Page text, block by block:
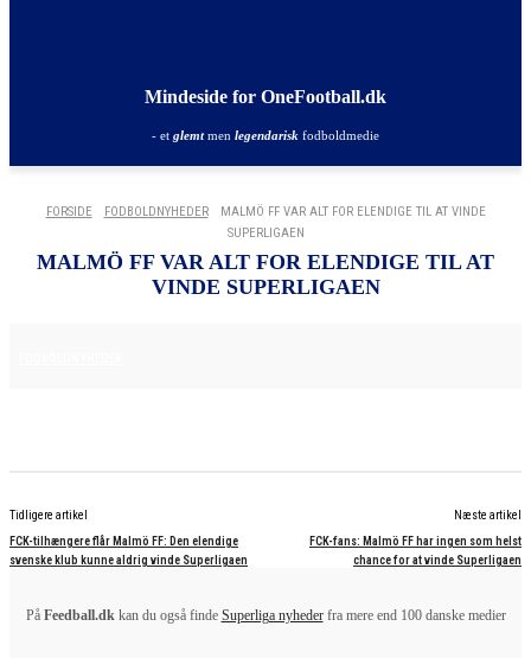
Mindeside for OneFootball.dk
- et glemtmen legendarisk fodboldmedie
FORSIDE FODBOLDNYHEDER
MALMÖ FF VAR ALT FOR ELENDIGE TIL AT VINDE
SUPERLIGAEN
MALMÖ FF VAR ALT FOR ELENDIGE TIL AT
VINDE SUPERLIGAEN
Tidligere artikel
FCK-tilhængere flår Malmö FF: Den elendige
svenske klub kunne aldrig vinde Superligaen
Næste artikel
FCK-fans: Malmö FF har ingen som helst
chance for at vinde Superligaen
På Feedball.dkkan du også finde Superliga nyhederfra mere end 100 danske medier